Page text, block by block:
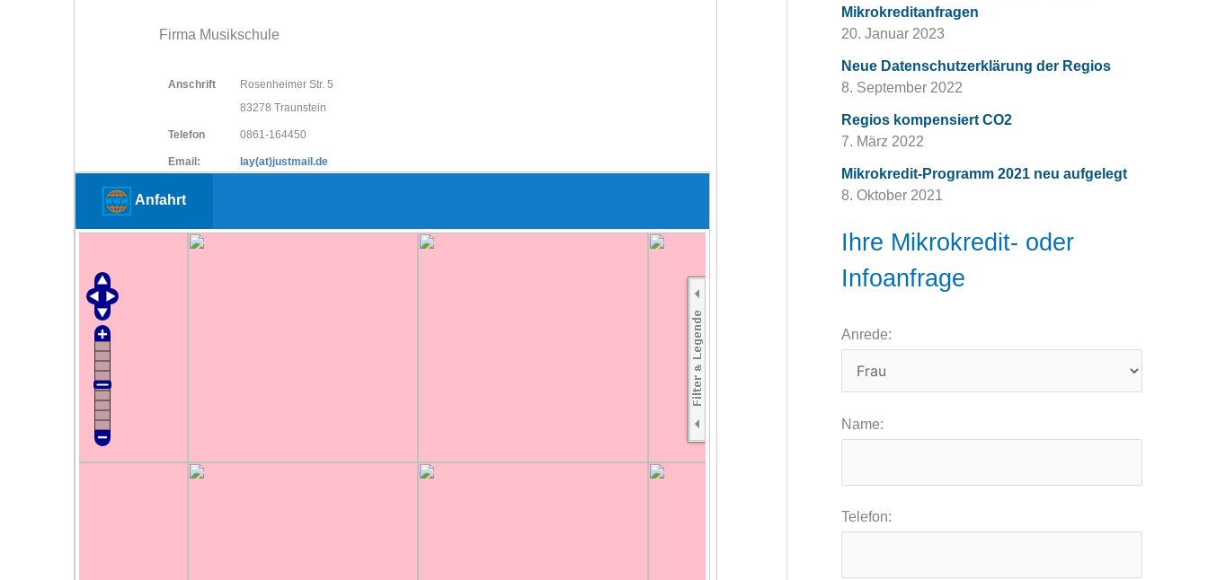
Firma Musikschule
Anschrift
Rosenheimer Str. 5
83278 Traunstein
Telefon 0861-164450
Email: lay(at)justmail.de
Anfahrt
Mikrokreditanfragen
20. Januar 2023
Neue Datenschutzerklärung der Regios
8. September 2022
Regios kompensiert CO2
7. März 2022
Mikrokredit-Programm 2021 neu aufgelegt
8. Oktober 2021
Ihre Mikrokredit- oder
Infoanfrage
Anrede:
Name:
Telefon: